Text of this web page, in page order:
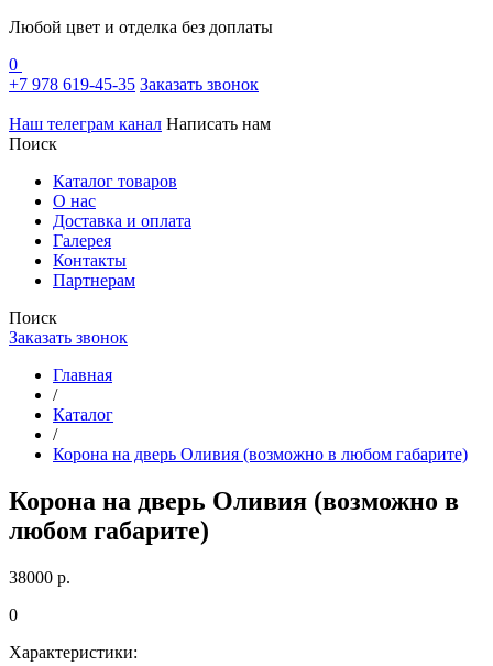
Любой цвет и отделка без доплаты
0
+7 978 619-45-35 Заказать звонок
Наш телеграм канал Написать нам
Поиск
Каталог товаров
О нас
Доставка и оплата
Галерея
Контакты
Партнерам
Поиск
Заказать звонок
Главная
/
Каталог
/
Корона на дверь Оливия (возможно в любом габарите)
Корона на дверь Оливия (возможно в
любом габарите)
38000 р.
0
Характеристики: